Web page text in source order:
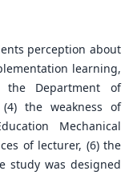
perception about
learning,
Department of
(4) the weakness of
Mechanical
of lecturer, (6) the
study was designed